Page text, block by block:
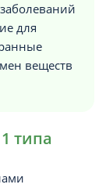
для
веществ
типа